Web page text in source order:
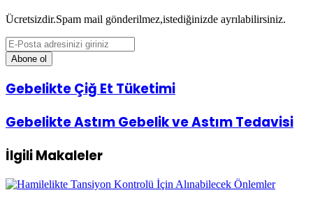
Ücretsizdir.Spam mail gönderilmez,istediğinizde ayrılabilirsiniz.
E-
Posta
adresinizi
Gebelikte
Çiğ
Tüketimi
Gebelikte Çiğ Et Tüketimi
Gebelikte
Astım
ve
Astım
Tedavisi
Gebelikte Astım Gebelik ve Astım Tedavisi
İlgili Makaleler